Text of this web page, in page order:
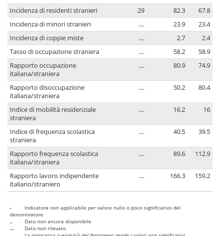
Incidenza di residenti stranieri 29 82.3
67.8
Incidenza di minori stranieri
.... 23.9
23.4
Incidenza di coppie miste
.... 2.7
2.4
Tasso di occupazione straniera
.... 58.2
58.9
Rapporto occupazione
italiana/straniera
.... 80.9 74.9
Rapporto disoccupazione
italiana/straniera
.... 50.2 80.4
Indice di mobilità residenziale
straniera
.... 16.2 16
Indice di frequenza scolastica
straniera
.... 40.5 39.5
Rapporto frequenza scolastica
italiana/straniera
.... 89.6 112.9
Rapporto lavoro indipendente
italiano/straniero
.... 166.3 159.2
-
Indicatore non applicabile per valore nullo o poco significativo del
denominatore
..
Dato non ancora disponibile
...
Dato non rilevato